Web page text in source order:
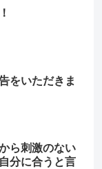
をいただきま
ら刺激のない
分に合うと言